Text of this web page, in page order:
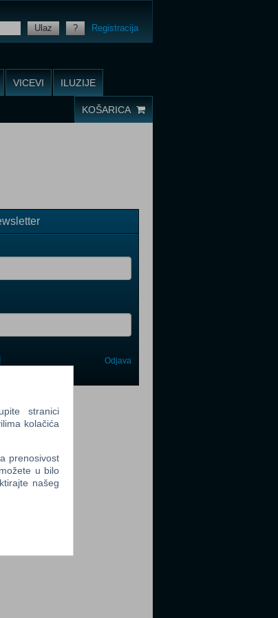
Ulaz ? Registracija
VICEVI ILUZIJE
KOŠARICA
Odjava
stranici
kolačića
prenosivost
u bilo
našeg